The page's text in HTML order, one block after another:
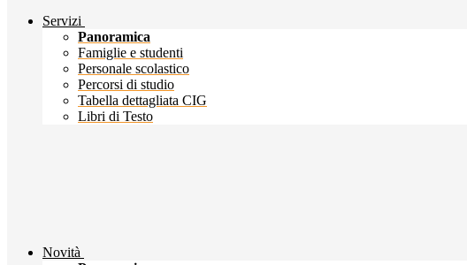
Servizi
Panoramica
Famiglie e studenti
Personale scolastico
Percorsi di studio
Tabella dettagliata CIG
Libri di Testo
Novità